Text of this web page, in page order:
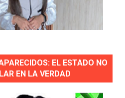
EL ESTADO NO
EN LA VERDAD